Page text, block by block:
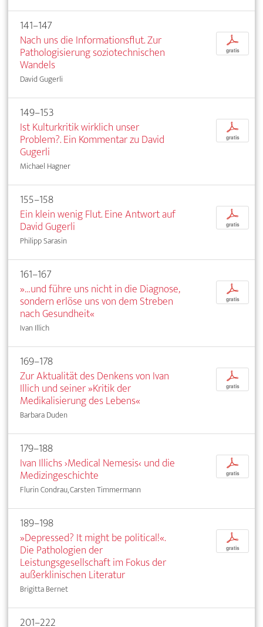
141–147
Nach uns die Informationsflut. Zur
Pathologisierung soziotechnischen
Wandels
David Gugerli
p
gratis
149–153
Ist Kulturkritik wirklich unser
Problem?. Ein Kommentar zu David
Gugerli
Michael Hagner
p
gratis
155–158
Ein klein wenig Flut. Eine Antwort auf
David Gugerli
Philipp Sarasin
p
gratis
161–167
»…und führe uns nicht in die Diagnose,
sondern erlöse uns von dem Streben
nach Gesundheit«
Ivan Illich
p
gratis
169–178
Zur Aktualität des Denkens von Ivan
Illich und seiner »Kritik der
Medikalisierung des Lebens«
Barbara Duden
p
gratis
179–188
Ivan Illichs ›Medical Nemesis‹ und die
Medizingeschichte
Flurin Condrau, Carsten Timmermann
p
gratis
189–198
»Depressed? It might be political!«.
Die Pathologien der
Leistungsgesellschaft im Fokus der
außerklinischen Literatur
Brigitta Bernet
p
gratis
201–222